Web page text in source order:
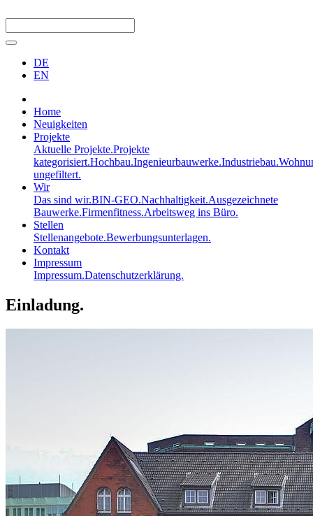
DE
EN
Home
Neuigkeiten
Projekte
Aktuelle Projekte.Projekte
kategorisiert.Hochbau.Ingenieurbauwerke.Industriebau.
ungefiltert.
Wir
Das sind wir.BIN-GEO.Nachhaltigkeit.Ausgezeichnete
Bauwerke.Firmenfitness.Arbeitsweg ins Büro.
Stellen
Stellenangebote.Bewerbungsunterlagen.
Kontakt
Impressum
Impressum.Datenschutzerklärung.
Einladung.